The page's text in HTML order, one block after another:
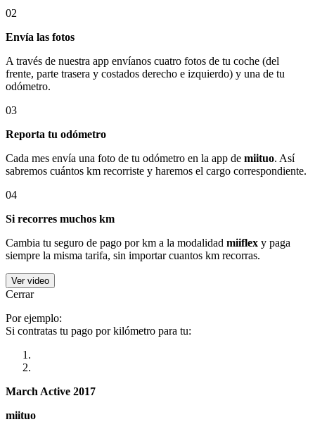
02
Envía las fotos
A través de nuestra app envíanos cuatro fotos de tu coche (del
frente, parte trasera y costados derecho e izquierdo) y una de tu
odómetro.
03
Reporta tu odómetro
Cada mes envía una foto de tu odómetro en la app de miituo. Así
sabremos cuántos km recorriste y haremos el cargo correspondiente.
04
Si recorres muchos km
Cambia tu seguro de pago por km a la modalidad miiflex y paga
siempre la misma tarifa, sin importar cuantos km recorras.
Ver video
Cerrar
Por ejemplo:
Si contratas tu pago por kilómetro para tu:
March Active 2017
miituo